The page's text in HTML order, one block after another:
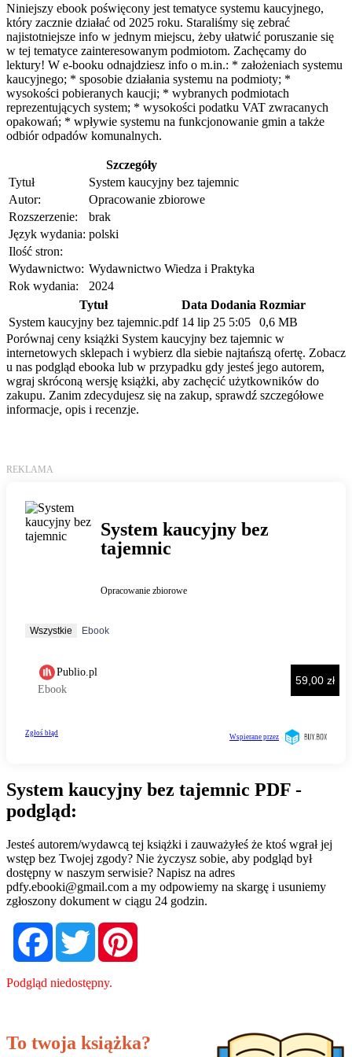
Niniejszy ebook poświęcony jest tematyce systemu kaucyjnego,
który zacznie działać od 2025 roku. Staraliśmy się zebrać
najistotniejsze info w jednym miejscu, żeby ułatwić poruszanie się
w tej tematyce zainteresowanym podmiotom. Zachęcamy do
lektury! W e-booku odnajdziesz info o m.in.: * założeniach systemu
kaucyjnego; * sposobie działania systemu na podmioty; *
wysokości pobieranych kaucji; * wybranych podmiotach
reprezentujących system; * wysokości podatku VAT zwracanych
opakowań; * wpływie systemu na funkcjonowanie gmin a także
odbiór odpadów komunalnych.
Szczegóły
Tytuł
System kaucyjny bez tajemnic
Autor:
Opracowanie zbiorowe
Rozszerzenie:
brak
Język wydania: polski
Ilość stron:
Wydawnictwo: Wydawnictwo Wiedza i Praktyka
Rok wydania:
2024
Tytuł
Data Dodania Rozmiar
System kaucyjny bez tajemnic.pdf 14 lip 25 5:05
0,6 MB
Porównaj ceny książki System kaucyjny bez tajemnic w
internetowych sklepach i wybierz dla siebie najtańszą ofertę. Zobacz
u nas podgląd ebooka lub w przypadku gdy jesteś jego autorem,
wgraj skróconą wersję książki, aby zachęcić użytkowników do
zakupu. Zanim zdecydujesz się na zakup, sprawdź szczegółowe
informacje, opis i recenzje.
System kaucyjny bez tajemnic PDF -
podgląd:
Jesteś autorem/wydawcą tej książki i zauważyłeś że ktoś wgrał jej
wstęp bez Twojej zgody? Nie życzysz sobie, aby podgląd był
dostępny w naszym serwisie? Napisz na adres
pdfy.ebooki@gmail.com a my odpowiemy na skargę i usuniemy
zgłoszony dokument w ciągu 24 godzin.
FacebookTwitter
Podgląd niedostępny.
To twoja książka?